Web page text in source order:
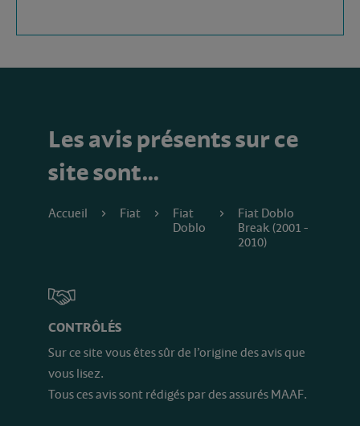
Les avis présents sur ce
site sont…
Accueil Fiat
Fiat
Doblo
Fiat Doblo
Break (2001 -
2010)
CONTRÔLÉS
Sur ce site vous êtes sûr de l’origine des avis que
vous lisez.
Tous ces avis sont rédigés par des assurés MAAF.